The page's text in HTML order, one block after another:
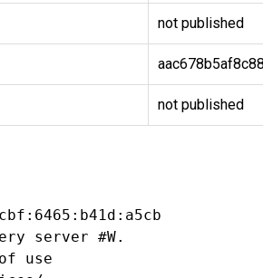
not published
not published
server #W.
use